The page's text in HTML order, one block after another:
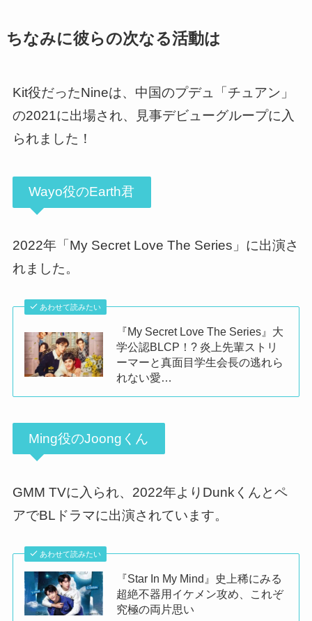
ちなみに彼らの次なる活動は
Kit役だったNineは、中国のプデュ「チュアン」
の2021に出場され、見事デビューグループに入
られました！
Wayo役のEarth君
2022年「My Secret Love The Series」に出演さ
れました。
あわせて読みたい
『My Secret Love The Series』大
学公認BLCP！? 炎上先輩ストリ
ーマーと真面目学生会長の逃れら
れない愛…
Ming役のJoongくん
GMM TVに入られ、2022年よりDunkくんとペ
アでBLドラマに出演されています。
あわせて読みたい
『Star In My Mind』史上稀にみる
超絶不器用イケメン攻め、これぞ
究極の両片思い